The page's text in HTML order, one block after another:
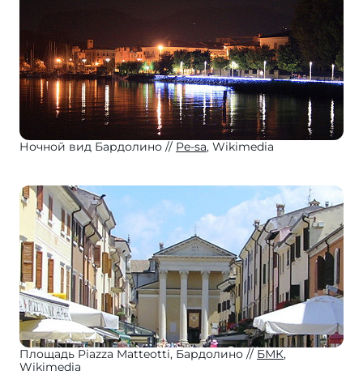
Ночной вид Бардолино Pe-sa, Wikimedia
Площадь Piazza Matteotti, Бардолино БМК,
Wikimedia